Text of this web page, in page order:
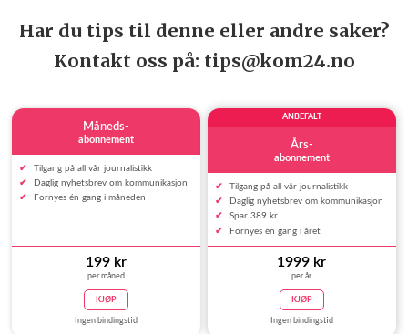
Har du tips til denne eller andre saker?
Kontakt oss på: tips@kom24.no
Måneds-
abonnement
Tilgang på all vår journalistikk
Daglig nyhetsbrev om kommunikasjon
Fornyes én gang i måneden
199 kr
per måned
KJØP
Ingen bindingstid
ANBEFALT
Års-
abonnement
Tilgang på all vår journalistikk
Daglig nyhetsbrev om kommunikasjon
Spar 389 kr
Fornyes én gang i året
1999 kr
per år
KJØP
Ingen bindingstid